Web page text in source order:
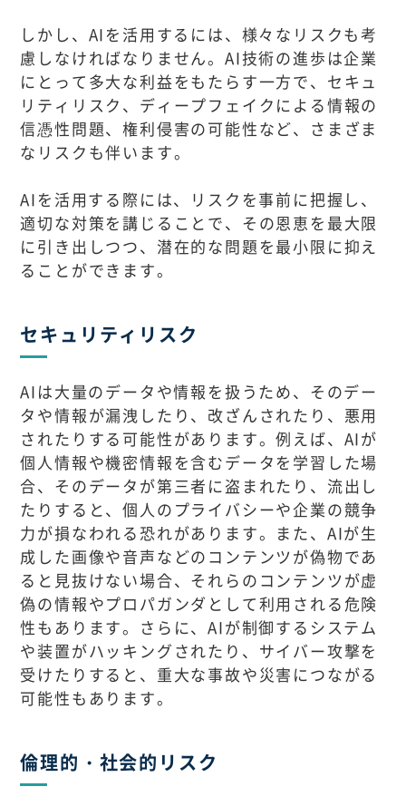
しかし、AIを活用するには、様々なリスクも考
慮しなければなりません。AI技術の進歩は企業
にとって多大な利益をもたらす一方で、セキュ
リティリスク、ディープフェイクによる情報の
信憑性問題、権利侵害の可能性など、さまざま
なリスクも伴います。
AIを活用する際には、リスクを事前に把握し、
適切な対策を講じることで、その恩恵を最大限
に引き出しつつ、潜在的な問題を最小限に抑え
ることができます。
セキュリティリスク
AIは大量のデータや情報を扱うため、そのデー
タや情報が漏洩したり、改ざんされたり、悪用
されたりする可能性があります。例えば、AIが
個人情報や機密情報を含むデータを学習した場
合、そのデータが第三者に盗まれたり、流出し
たりすると、個人のプライバシーや企業の競争
力が損なわれる恐れがあります。また、AIが生
成した画像や音声などのコンテンツが偽物であ
ると見抜けない場合、それらのコンテンツが虚
偽の情報やプロパガンダとして利用される危険
性もあります。さらに、AIが制御するシステム
や装置がハッキングされたり、サイバー攻撃を
受けたりすると、重大な事故や災害につながる
可能性もあります。
倫理的・社会的リスク